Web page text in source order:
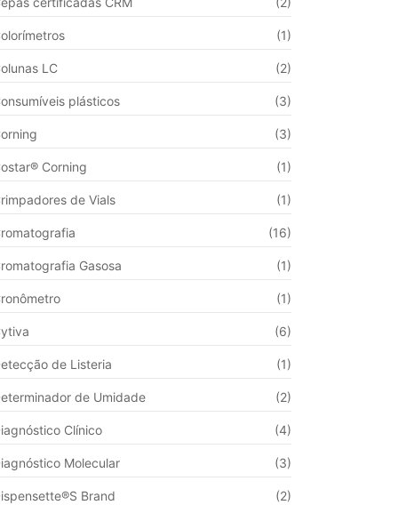
(1)
LC (2)
plásticos (3)
(3)
Corning (1)
de Vials (1)
(16)
Gasosa (1)
(1)
(6)
de Listeria (1)
de Umidade (2)
Clínico (4)
Molecular (3)
Brand (2)